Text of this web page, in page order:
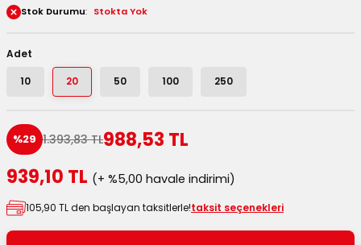
Kutuları
Kutuları
Stok Durumu Stokta Yok
Adet
10 20 50 100 250
%29 1.393,83 TL988,53 TL
939,10 TL (+ %5,00 havale indirimi)
105,90 TL den başlayan taksitlerle!taksit seçenekleri